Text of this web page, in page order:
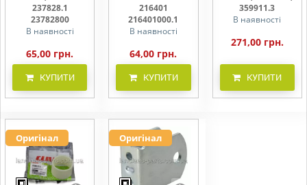
237828.1
23782800
В наявності
65,00 грн.
КУПИТИ
216401000
216401
216401000.1
В наявності
64,00 грн.
КУПИТИ
359911.0,
359911.3
359911.3
В наявності
271,00 грн.
КУПИТИ
Оригінал Оригінал